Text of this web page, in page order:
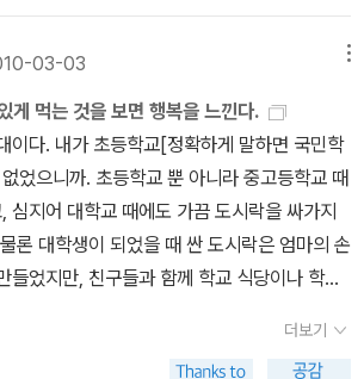
려왔고 이번 일욜에 왔다.류다씨는 한국어와
며 <용선생의 한국사> 시리즈를 차례로 빌려가
하며 <사계절의 홈베이킹>을 빌려갔다.다음
>과 <가족의 가족을 뭐라고 부르지?>를 예
바꾸러 오는 그녀에게 러시아어를 배워볼까...
낱말은 열 개 정도.마마, 파파, 바부시카, 제
, 그냥 만만한 스콘이나만들자고 했다.^^이번
책을 활용하여 스콘을 만들어 보았다. 한마요
의 홈베이킹>을 펼쳐 아이들과선택한 것은 <
든 재료가 준비가 되는데블루베리가 없어서
몇번 해보았다고 약간의 부족한 재료는 내
그리고 샤워크림이 없을때는 플레인 요거트를
하라 길래 그렇게 했다. ** 재료 : 무염버터
이킹파우더 8g, 설탕 30g, 소금 1/2ts, 샤워
트랙 1ts, 건조 블루베리 40g, 다크 초코칩 4
약간아이들은 밀가루를 채로 내릴때부터 신이
밀가루가 하얀눈송이 같다고 깔깔대며 서로
03-03
게 먹는 것을 보면 행복을 느낀다.
이다. 내가 초등학교[정확하게 말하면 국민학
었으니까. 초등학교 뿐 아니라 중고등학교 때
심지어 대학교 때에도 가끔 도시락을 싸가지
론 대학생이 되었을 때 싼 도시락은 엄마의 손
들었지만, 친구들과 함께 학교 식당이나 학교
밭에 빙 둘러앉아서 먹었던 것은 멋진 추억으
더보기